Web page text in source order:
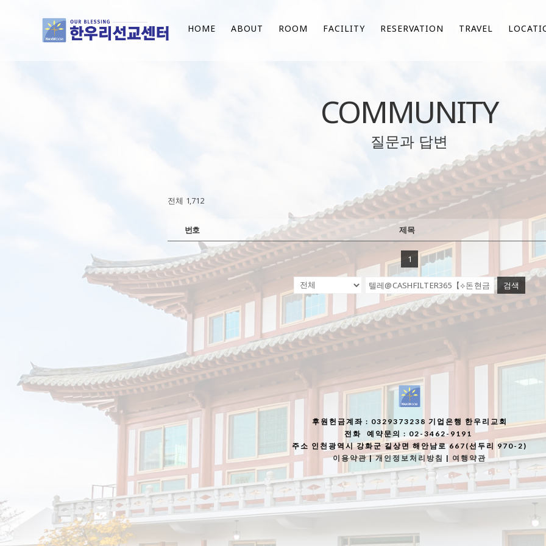
HOME ABOUT ROOM FACILITY RESERVATION TRAVEL
COMMUNITY
질문과 답변
전체 1,712
번호 제목
1
검색
후원헌금계좌 : 0329373238 기업은행 한우리교회
전화
예약문의 : 02-3462-9191
주소 인천광역시 강화군 길상면 해안남로 667(선두리 970-2)
이용약관|개인정보처리방침 | 여행약관